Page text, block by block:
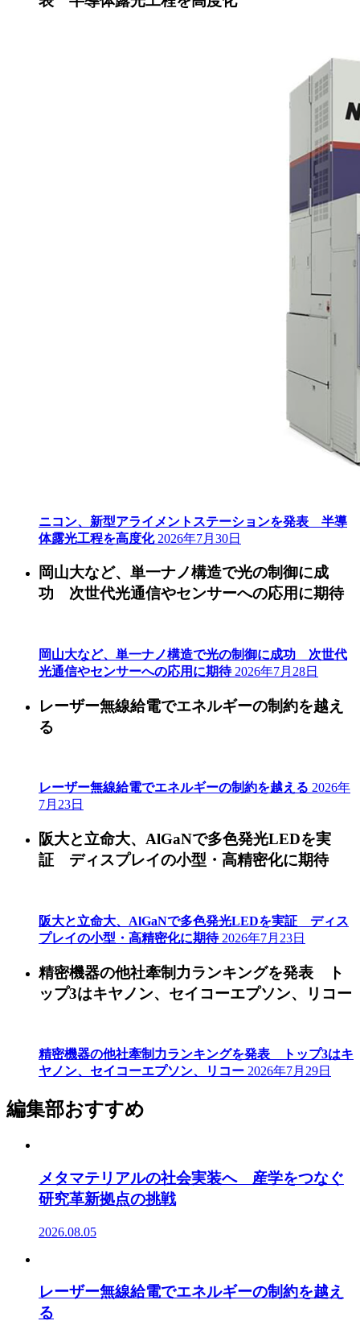
ニコン、新型アライメントステーションを発表 半導
体露光工程を高度化 2026年7月30日
岡山大など、単一ナノ構造で光の制御に成
功 次世代光通信やセンサーへの応用に期待
岡山大など、単一ナノ構造で光の制御に成功 次世代
光通信やセンサーへの応用に期待 2026年7月28日
レーザー無線給電でエネルギーの制約を越え
る
レーザー無線給電でエネルギーの制約を越える 2026年
7月23日
阪大と立命大、AlGaNで多色発光LEDを実
証 ディスプレイの小型・高精密化に期待
阪大と立命大、AlGaNで多色発光LEDを実証 ディス
プレイの小型・高精密化に期待 2026年7月23日
精密機器の他社牽制力ランキングを発表 ト
ップ3はキヤノン、セイコーエプソン、リコー
精密機器の他社牽制力ランキングを発表 トップ3はキ
ヤノン、セイコーエプソン、リコー 2026年7月29日
編集部おすすめ
メタマテリアルの社会実装へ 産学をつなぐ
研究革新拠点の挑戦
2026.08.05
レーザー無線給電でエネルギーの制約を越え
る